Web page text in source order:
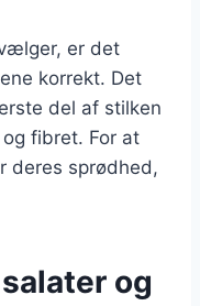
er det
korrekt. Det
del af stilken
fibret. For at
deres sprødhed,
og